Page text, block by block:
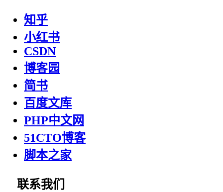
知乎
小红书
CSDN
博客园
简书
百度文库
PHP中文网
51CTO博客
脚本之家
联系我们